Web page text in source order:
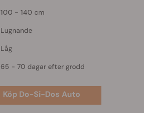
100 - 140 cm
Lugnande
Låg
65 - 70 dagar efter grodd
Köp Do-Si-Dos Auto